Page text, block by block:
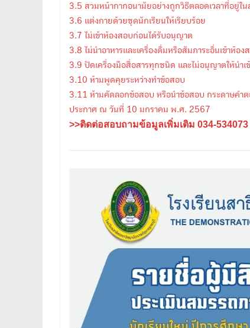
3.5 สวมหน้ากากอนามัยอย่างถูกวิธีตลอดเวลาที่อยู่ใ
3.6 แต่งกายด้วยชุดนักเรียนให้เรียบร้อย
3.7 ไม่เข้าห้องสอบก่อนได้รับอนุญาต
3.8 ไม่นำอาหารและเครื่องดื่มหรือสัมภาระอื่นเข้าห้อง
3.9 ปิดเครื่องมือสื่อสารทุกชนิด และไม่อนุญาตให้นำเ
3.10 ห้ามพูดคุยระหว่างทำข้อสอบ
3.11 ห้ามคัดลอกข้อสอบ หรือนำข้อสอบ กระดาษคำ
ประกาศ ณ วันที่ 10 มกราคม พ.ศ. 2567
>>ติดต่อสอบถามข้อมูลเพิ่มเติม 034-534073